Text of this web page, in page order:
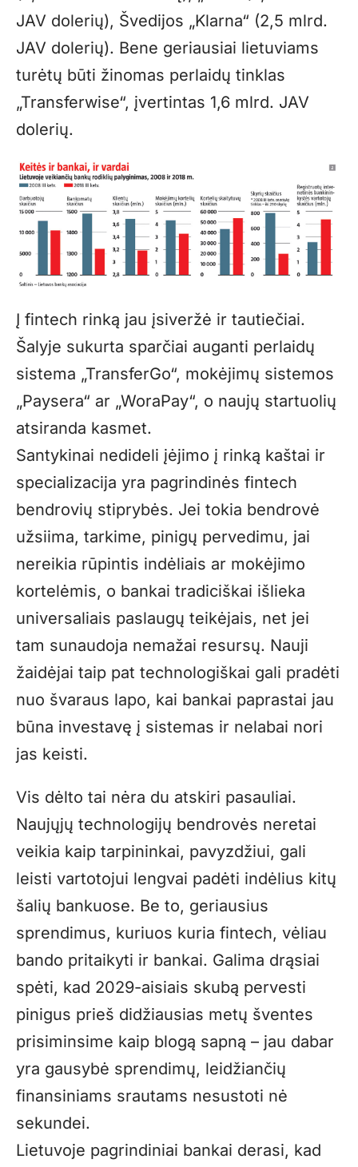
JAV dolerių), Švedijos „Klarna“ (2,5 mlrd.
JAV dolerių). Bene geriausiai lietuviams
turėtų būti žinomas perlaidų tinklas
„Transferwise“, įvertintas 1,6 mlrd. JAV
dolerių.
Į fintech rinką jau įsiveržė ir tautiečiai.
Šalyje sukurta sparčiai auganti perlaidų
sistema „TransferGo“, mokėjimų sistemos
„Paysera“ ar „WoraPay“, o naujų startuolių
atsiranda kasmet.
Santykinai nedideli įėjimo į rinką kaštai ir
specializacija yra pagrindinės fintech
bendrovių stiprybės. Jei tokia bendrovė
užsiima, tarkime, pinigų pervedimu, jai
nereikia rūpintis indėliais ar mokėjimo
kortelėmis, o bankai tradiciškai išlieka
universaliais paslaugų teikėjais, net jei
tam sunaudoja nemažai resursų. Nauji
žaidėjai taip pat technologiškai gali pradėti
nuo švaraus lapo, kai bankai paprastai jau
būna investavę į sistemas ir nelabai nori
jas keisti.
Vis dėlto tai nėra du atskiri pasauliai.
Naujųjų technologijų bendrovės neretai
veikia kaip tarpininkai, pavyzdžiui, gali
leisti vartotojui lengvai padėti indėlius kitų
šalių bankuose. Be to, geriausius
sprendimus, kuriuos kuria fintech, vėliau
bando pritaikyti ir bankai. Galima drąsiai
spėti, kad 2029-aisiais skubą pervesti
pinigus prieš didžiausias metų šventes
prisiminsime kaip blogą sapną – jau dabar
yra gausybė sprendimų, leidžiančių
finansiniams srautams nesustoti nė
sekundei.
Lietuvoje pagrindiniai bankai derasi, kad